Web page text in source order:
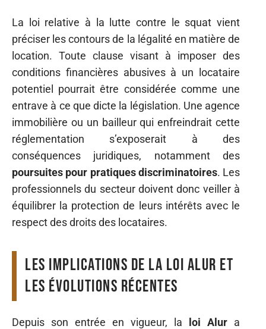
La loi relative à la lutte contre le squat vient
préciser les contours de la légalité en matière de
location. Toute clause visant à imposer des
conditions financières abusives à un locataire
potentiel pourrait être considérée comme une
entrave à ce que dicte la législation. Une agence
immobilière ou un bailleur qui enfreindrait cette
réglementation s’exposerait à des
conséquences juridiques, notamment des
poursuites pour pratiques discriminatoires. Les
professionnels du secteur doivent donc veiller à
équilibrer la protection de leurs intérêts avec le
respect des droits des locataires.
Les implications de la loi Alur et
les évolutions récentes
Depuis son entrée en vigueur, la loi Alur a